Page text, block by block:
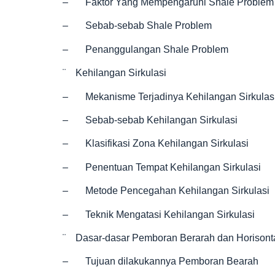
– Faktor Yang Mempengaruhi Shale Problem
– Sebab-sebab Shale Problem
– Penanggulangan Shale Problem
¨ Kehilangan Sirkulasi
– Mekanisme Terjadinya Kehilangan
– Sebab-sebab Kehilangan Sirkulasi
– Klasifikasi Zona Kehilangan Sirkulasi
– Penentuan Tempat Kehilangan Sirkulasi
– Metode Pencegahan Kehilangan Sirkulasi
– Teknik Mengatasi Kehilangan Sirkulasi
¨ Dasar-dasar Pemboran Berarah dan
– Tujuan dilakukannya Pemboran Bearah